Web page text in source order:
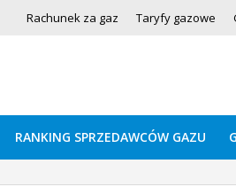
Rachunek za gaz Taryfy gazowe
RANKING SPRZEDAWCÓW GAZU